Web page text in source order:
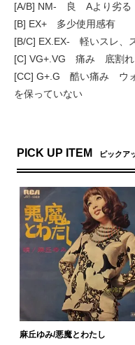
[A/B] NM- 良 Aより劣る
[B] EX+ 多少使用感有
[B/C] EX.EX- 軽いスレ、
[C] VG+.VG 痛み 底割
[CC] G+.G 酷い痛み ウ
を保っていない
PICK UP ITEM ピックア
麻丘ゆみ/悪魔とわたし